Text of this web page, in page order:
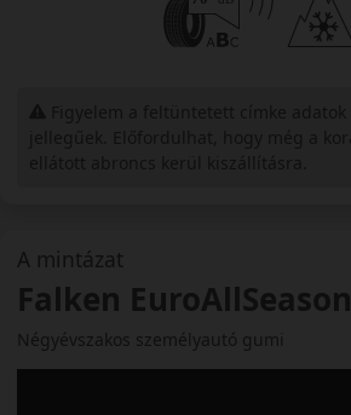
A mintázat
Falken EuroAllSeason
Négyévszakos személyautó gumi